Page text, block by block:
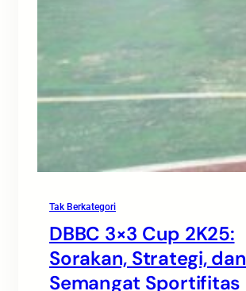
Tak Berkategori
DBBC 3×3 Cup 2K25:
Sorakan, Strategi, dan
Semangat Sportifitas